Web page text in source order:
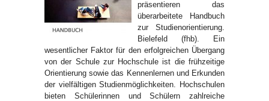
präsentieren das
überarbeitete Handbuch
zur Studienorientierung.
Bielefeld (fhb). Ein
wesentlicher Faktor für den erfolgreichen Übergang
von der Schule zur Hochschule ist die frühzeitige
Orientierung sowie das Kennenlernen und Erkunden
der vielfältigen Studienmöglichkeiten. Hochschulen
bieten Schülerinnen und Schülern zahlreiche